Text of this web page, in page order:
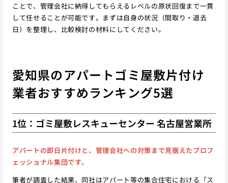
ことで、管理会社に納得してもらえるレベルの原状回復まで一貫
して任せることが可能です。まずは自身の状況（間取り・退去
日）を整理し、比較検討の材料にしてください。
愛知県のアパートゴミ屋敷片付け
業者おすすめランキング5選
1位：ゴミ屋敷レスキューセンター 名古屋営業所
アパートの即日片付けと、管理会社への対策まで見据えたプロフ
ェッショナル集団です。
筆者が調査した結果、同社はアパート等の集合住宅における「ス